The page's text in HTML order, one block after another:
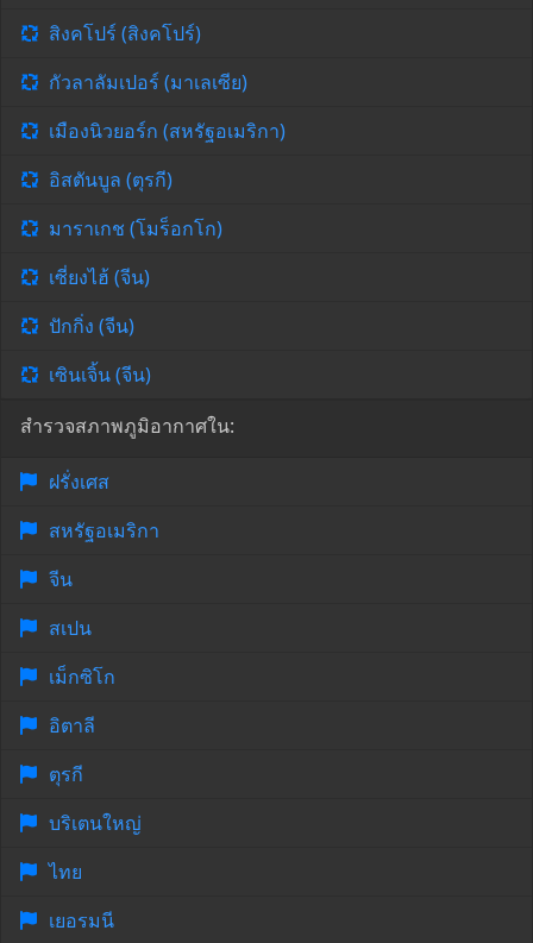
สิงคโปร์ (สิงคโปร์)
กัวลาลัมเปอร์ (มาเลเซีย)
เมืองนิวยอร์ก (สหรัฐอเมริกา)
อิสตันบูล (ตุรกี)
มาราเกช (โมร็อกโก)
เซี่ยงไฮ้ (จีน)
ปักกิ่ง (จีน)
เซินเจิ้น (จีน)
สำรวจสภาพภูมิอากาศใน:
ฝรั่งเศส
สหรัฐอเมริกา
จีน
สเปน
เม็กซิโก
อิตาลี
ตุรกี
บริเตนใหญ่
ไทย
เยอรมนี